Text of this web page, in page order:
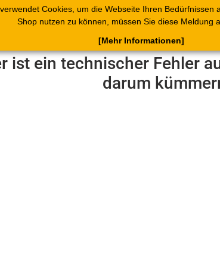
Cookies, um die Webseite Ihren Bedürfnissen
Shop nutzen zu können, müssen Sie diese Meldung
[Mehr Informationen]
Shop Blätterkataloge
ist ein technischer Fehler
darum